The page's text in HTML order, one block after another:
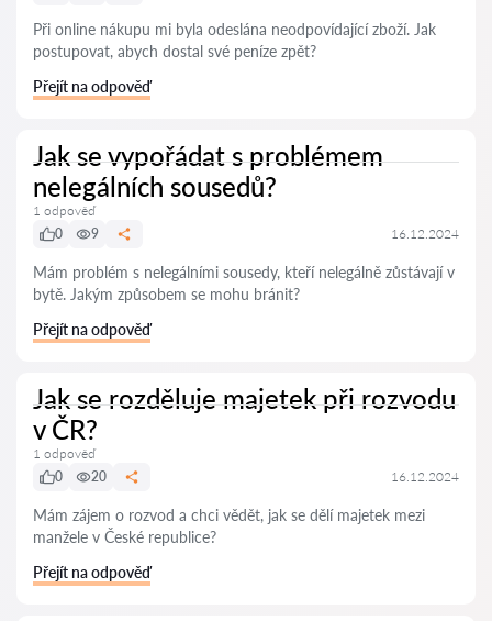
Při online nákupu mi byla odeslána neodpovídající zboží. Jak
postupovat, abych dostal své peníze zpět?
Přejít na odpověď
Jak se vypořádat s problémem
nelegálních sousedů?
1 odpověď
0
9 16.12.2024
Mám problém s nelegálními sousedy, kteří nelegálně zůstávají v
bytě. Jakým způsobem se mohu bránit?
Přejít na odpověď
Jak se rozděluje majetek při rozvodu
v ČR?
1 odpověď
0
20 16.12.2024
Mám zájem o rozvod a chci vědět, jak se dělí majetek mezi
manžele v České republice?
Přejít na odpověď